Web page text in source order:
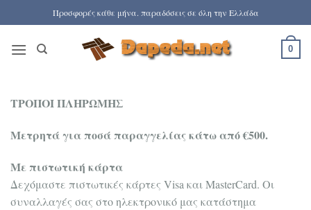
στο
περιεχόμενο
Προσφορές κάθε μήνα. παραδόσεις σε όλη την Ελλάδα
0
ΤΡΟΠΟΙ ΠΛΗΡΩΜΗΣ
Μετρητά για ποσά παραγγελίας κάτω από €500.
Με πιστωτική κάρτα
Δεχόμαστε πιστωτικές κάρτες Visa και MasterCard. Οι
συναλλαγές σας στο ηλεκτρονικό μας κατάστημα